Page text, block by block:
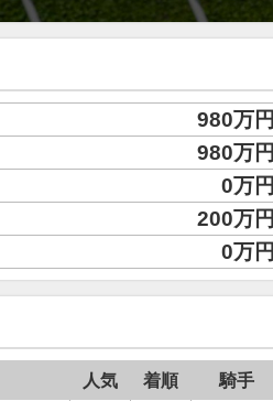
980万円
980万円
0万円
200万円
0万円
人気 着順 騎手